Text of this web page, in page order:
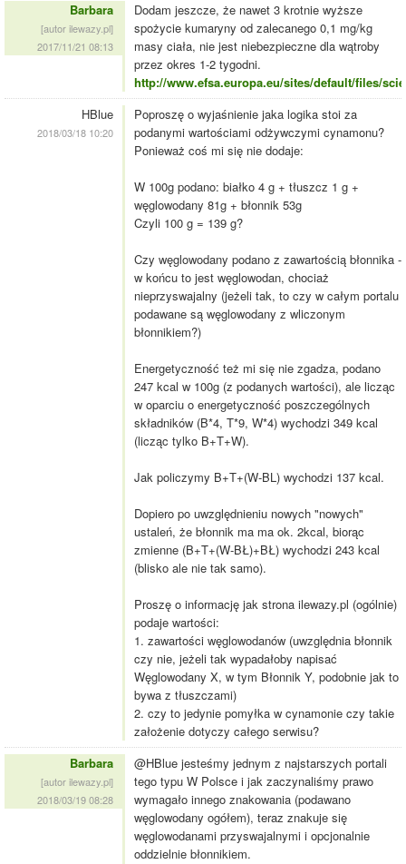
Barbara
[autor ilewazy.pl]
2017/11/21 08:13
Dodam jeszcze, że nawet 3 krotnie wyższe
spożycie kumaryny od zalecanego 0,1 mg/kg
masy ciała, nie jest niebezpieczne dla wątroby
przez okres 1-2 tygodni.
http://www.efsa.europa.eu/sites/default/files/
HBlue
2018/03/18 10:20
Poproszę o wyjaśnienie jaka logika stoi za
podanymi wartościami odżywczymi cynamonu?
Ponieważ coś mi się nie dodaje:
W 100g podano: białko 4 g + tłuszcz 1 g +
węglowodany 81g + błonnik 53g
Czyli 100 g = 139 g?
Czy węglowodany podano z zawartością błonnika -
w końcu to jest węglowodan, chociaż
nieprzyswajalny (jeżeli tak, to czy w całym portalu
podawane są węglowodany z wliczonym
błonnikiem?)
Energetyczność też mi się nie zgadza, podano
247 kcal w 100g (z podanych wartości), ale licząc
w oparciu o energetyczność poszczególnych
składników (B*4, T*9, W*4) wychodzi 349 kcal
(licząc tylko B+T+W).
Jak policzymy B+T+(W-BL) wychodzi 137 kcal.
Dopiero po uwzględnieniu nowych "nowych"
ustaleń, że błonnik ma ma ok. 2kcal, biorąc
zmienne (B+T+(W-BŁ)+BŁ) wychodzi 243 kcal
(blisko ale nie tak samo).
Proszę o informację jak strona ilewazy.pl (ogólnie)
podaje wartości:
1. zawartości węglowodanów (uwzględnia błonnik
czy nie, jeżeli tak wypadałoby napisać
Węglowodany X, w tym Błonnik Y, podobnie jak to
bywa z tłuszczami)
2. czy to jedynie pomyłka w cynamonie czy takie
założenie dotyczy całego serwisu?
Barbara
[autor ilewazy.pl]
2018/03/19 08:28
@HBlue jesteśmy jednym z najstarszych portali
tego typu W Polsce i jak zaczynaliśmy prawo
wymagało innego znakowania (podawano
węglowodany ogółem), teraz znakuje się
węglowodanami przyswajalnymi i opcjonalnie
oddzielnie błonnikiem.